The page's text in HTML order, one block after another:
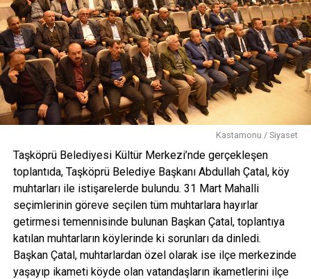
edildi.
< >
Kastamonu / Siyaset
Taşköprü Belediyesi Kültür Merkezi’nde gerçekleşen
toplantıda, Taşköprü Belediye Başkanı Abdullah Çatal, köy
muhtarları ile istişarelerde bulundu. 31 Mart Mahalli
seçimlerinin göreve seçilen tüm muhtarlara hayırlar
getirmesi temennisinde bulunan Başkan Çatal, toplantıya
katılan muhtarların köylerinde ki sorunları da dinledi.
Başkan Çatal, muhtarlardan özel olarak ise ilçe merkezinde
yaşayıp ikameti köyde olan vatandaşların ikametlerini ilçe